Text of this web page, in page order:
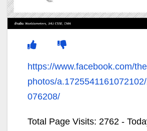
https://www.facebook.com/
photos/
076208/
Total Page Visits: 2762 -